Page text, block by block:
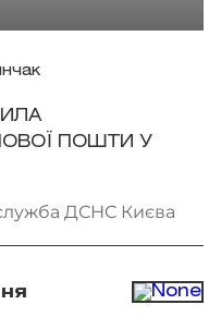
ПОШТИ У
ДСНС Києва